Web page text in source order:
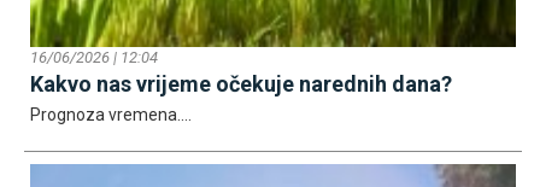
16/06/2026 | 12:04
Kakvo nas vrijeme očekuje narednih dana?
Prognoza vremena....